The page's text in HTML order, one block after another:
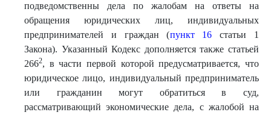
подведомственны дела по жалобам на ответы на
обращения юридических лиц, индивидуальных
предпринимателей и граждан (пункт 16 статьи 1
Закона). Указанный Кодекс дополняется также статьей
2662, в части первой которой предусматривается, что
юридическое лицо, индивидуальный предприниматель
или гражданин могут обратиться в суд,
рассматривающий экономические дела, с жалобой на